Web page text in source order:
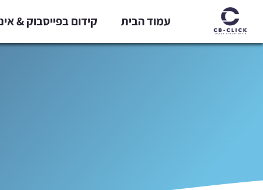
לתוכן
עמוד הבית קידום בפייסבוק &